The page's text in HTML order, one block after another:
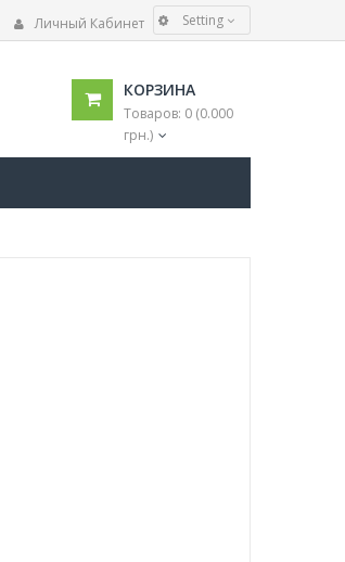
Личный Кабинет Setting
Українська
Русский
ВАЛЮТА
КОРЗИНА
Товаров: 0 (0.000
грн.)